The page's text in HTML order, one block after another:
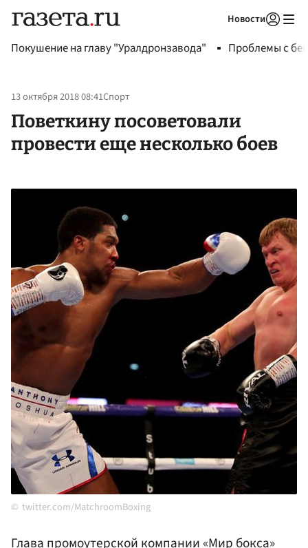
Новости
Покушение на главу "Уралдронзавода" Проблемы с
13 октября 2018 08:41Спорт
Поветкину посоветовали
провести еще несколько боев
twitter.com/MatchroomBoxing
Глава промоутерской компании «Мир бокса»